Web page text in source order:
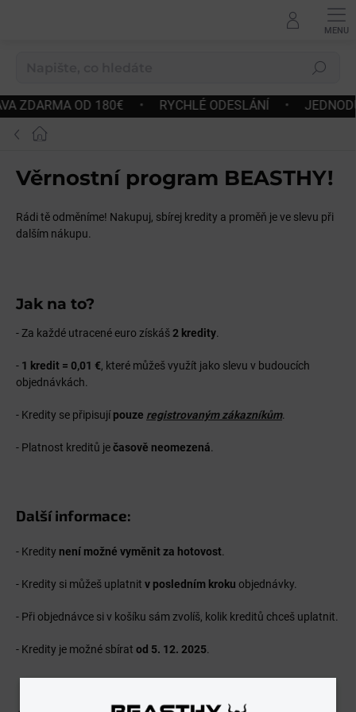
Hledat
OD 180€ • RYCHLÉ ODESLÁNÍ • JEDNODUCHÉ
Domů
Věrnostní program BEASTHY!
Rádi tě odměníme! Nakupuj, sbírej kredity a proměň je ve slevu při
dalším nákupu.
Jak na to?
- Za každé utracené euro získáš2 kredity.
- 1 kredit = 0,01 €, které můžeš využít jako slevu v budoucích
objednávkách.
- Kredity se připisujípouze registrovaným zákazníkům.
- Platnost kreditů ječasově neomezená.
Další informace:
- Kredity není možné vyměnit za hotovost.
- Kredity si můžeš uplatnit v posledním kroku objednávky.
- Při objednávce si v košíku sám zvolíš, kolik kreditů chceš uplatnit.
- Kredity je možné sbírat od 5. 12. 2025.